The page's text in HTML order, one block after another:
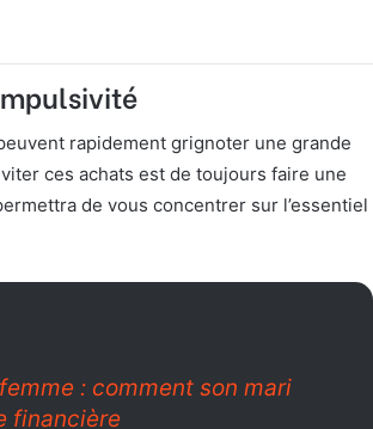
rapidement grignoter une grande
ces achats est de toujours faire une
de vous concentrer sur l’essentiel
: comment son mari
financière